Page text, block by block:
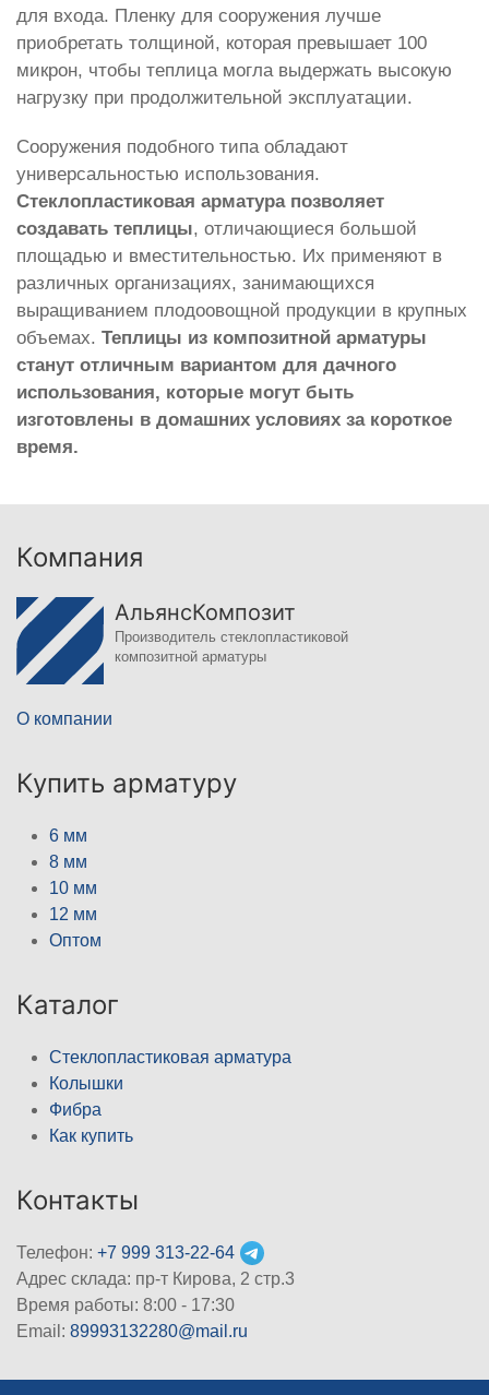
для входа. Пленку для сооружения лучше
приобретать толщиной, которая превышает 100
микрон, чтобы теплица могла выдержать высокую
нагрузку при продолжительной эксплуатации.
Сооружения подобного типа обладают
универсальностью использования.
Стеклопластиковая арматура позволяет
создавать теплицы, отличающиеся большой
площадью и вместительностью. Их применяют в
различных организациях, занимающихся
выращиванием плодоовощной продукции в крупных
объемах. Теплицы из композитной арматуры
станут отличным вариантом для дачного
использования, которые могут быть
изготовлены в домашних условиях за короткое
время.
Компания
АльянсКомпозит
Производитель стеклопластиковой
композитной арматуры
О компании
Купить арматуру
6 мм
8 мм
10 мм
12 мм
Оптом
Каталог
Стеклопластиковая арматура
Колышки
Фибра
Как купить
Контакты
Телефон: +7 999 313-22-64
Адрес склада: пр-т Кирова, 2 стр.3
Время работы: 8:00 - 17:30
Email: 89993132280@mail.ru